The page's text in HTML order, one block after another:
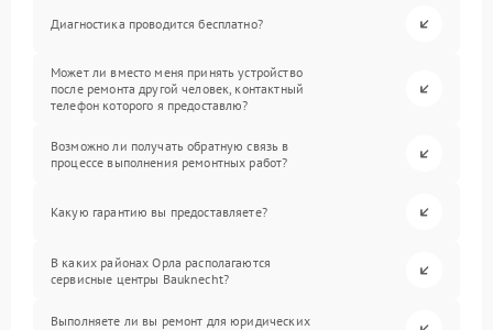
Диагностика проводится бесплатно?
Может ли вместо меня принять устройство
после ремонта другой человек, контактный
телефон которого я предоставлю?
Возможно ли получать обратную связь в
процессе выполнения ремонтных работ?
Какую гарантию вы предоставляете?
В каких районах Орла располагаются
сервисные центры Bauknecht?
Выполняете ли вы ремонт для юридических